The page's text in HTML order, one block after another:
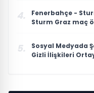
4.
Fenerbahçe -
Sturm Graz maç
5.
Sosyal Medyada
Gizli İlişkileri